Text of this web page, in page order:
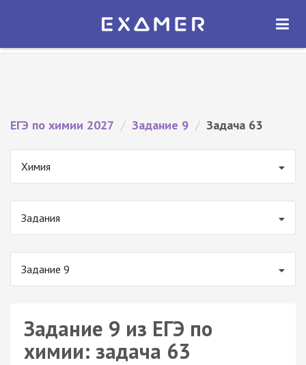
Экзамер — ЕГЭ 2027
ОТКРЫТЬ
ЕГЭ по химии 2027 / Задание 9 / Задача 63
Химия
Задания
Задание 9
Задание 9 из ЕГЭ по
химии: задача 63